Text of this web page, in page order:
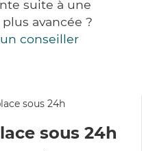
suite à une
avancée ?
conseiller
sous 24h